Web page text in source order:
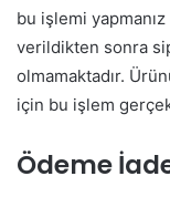
bu işlemi
verildikten sonra
olmamaktadır.
için bu işlem
Ödeme